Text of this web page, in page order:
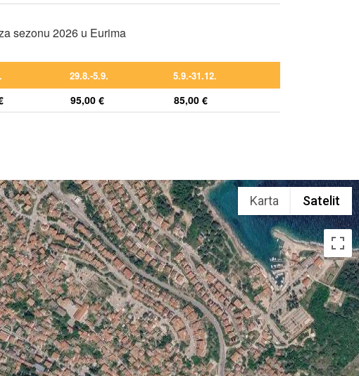
sezonu 2026 u Eurima
29.8.-5.9. 5.9.-31.12.
95,00 € 85,00 €
Karta Satelit